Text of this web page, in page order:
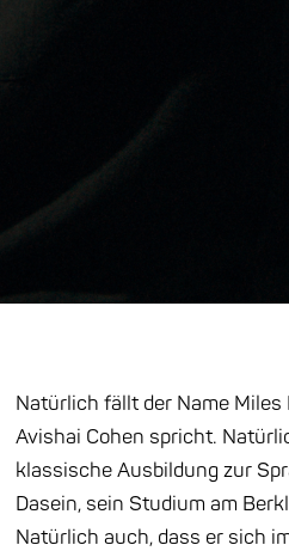
Natürlich fällt der Name Miles
Avishai Cohen spricht.
klassische Ausbildung zur
Dasein, sein Studium am
Natürlich auch, dass er sich